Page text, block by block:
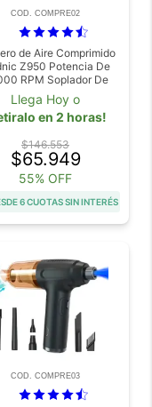
COD. COMPRE02
de Aire Comprimido
Z950 Potencia De
RPM Soplador De
Para Computadora
Exterior Auto
Llega Hoy o
en 2 horas!
$146.553
$65.949
55% OFF
6 CUOTAS SIN INTERÉS
COD. COMPRE03